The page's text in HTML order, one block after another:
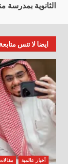
الثانوية بمدرسة
ايضا لا تنس
أخبار عالمية